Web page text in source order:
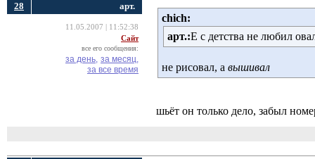
28 арт.
11.05.2007 | 11:52:38
Сайт
все его сообщения:
за день, за месяц,
за все время
chich:
арт.:Е с детства не любил
не рисовал, а вышивал
шьёт он только дело, забыл